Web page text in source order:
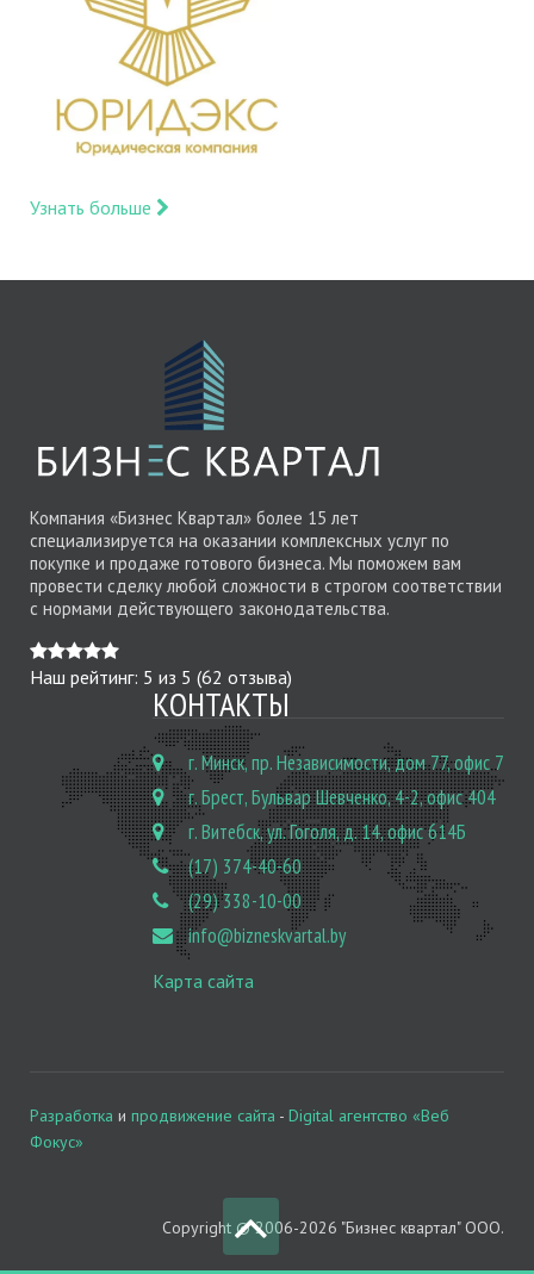
Узнать больше
Компания «Бизнес Квартал» более 15 лет
специализируется на оказании комплексных услуг по
покупке и продаже готового бизнеса. Мы поможем вам
провести сделку любой сложности в строгом соответствии
с нормами действующего законодательства.
Наш рейтинг: 5 из 5 (62 отзыва)
КОНТАКТЫ
г. Минск, пр. Независимости, дом 77, офис 7
г. Брест, Бульвар Шевченко, 4-2, офис 404
г. Витебск, ул. Гоголя, д. 14, офис 614Б
(17) 374-40-60
(29) 338-10-00
info@bizneskvartal.by
Карта сайта
Разработка и продвижение сайта - Digital агентство «Веб
Фокус»
Copyright © 2006-2026 "Бизнес квартал" ООО.